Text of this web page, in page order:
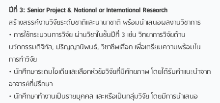
ปที่ 3: Senior Project & National or International Research
สรางสรรคงานวิจัยระดับชาติและนานาชาติ พรอมนําเสนอผลงานวิชาการ
• การใชกระบวนการวิจัย ผานวิชาในชั้นปที่ 3 เชน วิทยาการวิจัยดาน
นวัตกรรมดิจิทัล, ปริญญานิพนธ, วิชาชีพเลือก เพื่อเตรียมความพรอมใน
การทําวิจัย
• นักศึกษาระดมไอเดียและเลือกหัวขอวิจัยที่มีศักยภาพ โดยไดรับคําแนะนําจาก
อาจารยที่ปรึกษา
• นักศึกษาทํางานเปนรายบุคคล และหรือเปนกลุมวิจัย โดยมีการนําเสนอ